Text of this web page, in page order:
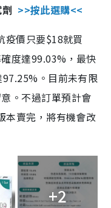
>>按此選購<<
疫價只要$18就買
度達99.03%，最快
。目前未有限
。不過訂單預計會
本賣完，將有機會改
+2